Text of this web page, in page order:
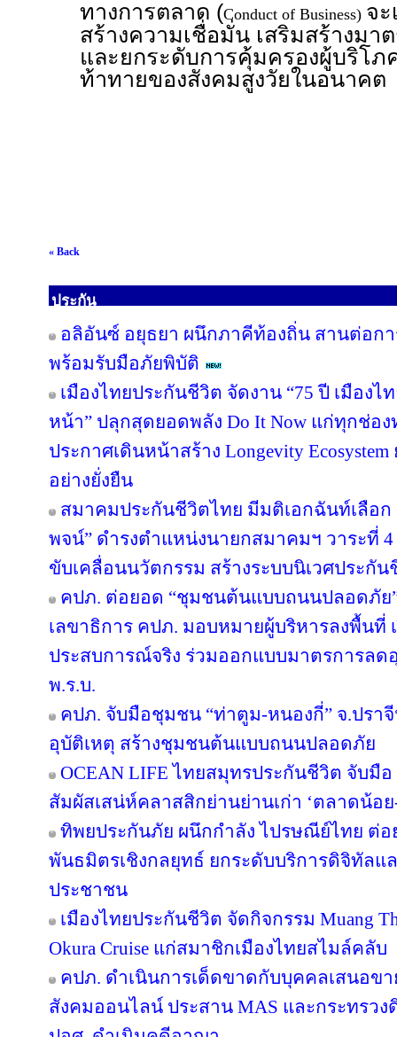
ทางการตลาด (Conduct of Business) จ
สร้างความเชื่อมั่น เสริมสร้างมา
และยกระดับการคุ้มครองผู้บริโ
ท้าทายของสังคมสูงวัยในอนาคต
« Back
ประกัน
อลิอันซ์ อยุธยา ผนึกภาคีท้องถิ่น สานต่อก
พร้อมรับมือภัยพิบัติ
เมืองไทยประกันชีวิต จัดงาน “75 ปี เมือง
หน้า” ปลุกสุดยอดพลัง Do It Now แก่ทุกช่อ
ประกาศเดินหน้าสร้าง Longevity
อย่างยั่งยืน
สมาคมประกันชีวิตไทย มีมติเอกฉันท์เลือ
พจน์” ดำรงตำแหน่งนายกสมาคมฯ วาระที่
ขับเคลื่อนนวัตกรรม สร้างระบบนิเวศประกัน
คปภ. ต่อยอด “ชุมชนต้นแบบถนนปลอดภัย
เลขาธิการ คปภ. มอบหมายผู้บริหารลงพื้นที่
ประสบการณ์จริง ร่วมออกแบบมาตรการลด
พ.ร.บ.
คปภ. จับมือชุมชน “ท่าตูม-หนองกี่” จ.ปรา
อุบัติเหตุ สร้างชุมชนต้นแบบถนนปลอดภัย
OCEAN LIFE ไทยสมุทรประกันชีวิต จับมือ
สัมผัสเสน่ห์คลาสสิกย่านย่านเก่า ‘ตลาดน้อย
ทิพยประกันภัย ผนึกกำลัง ไปรษณีย์ไทย ต่
พันธมิตรเชิงกลยุทธ์ ยกระดับบริการดิจิทัลแ
ประชาชน
เมืองไทยประกันชีวิต จัดกิจกรรม Muang
Okura Cruise แก่สมาชิกเมืองไทยสไมล์คลับ
คปภ. ดำเนินการเด็ดขาดกับบุคคลเสนอข
สังคมออนไลน์ ประสาน MAS และกระทรวง